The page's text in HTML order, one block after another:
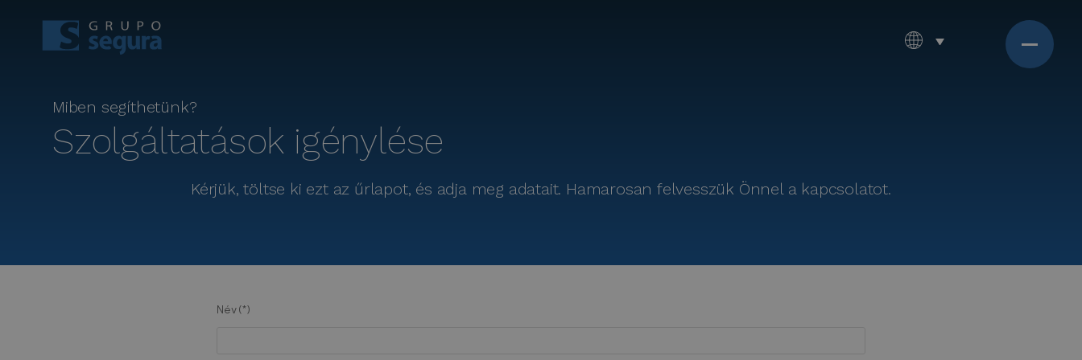
Miben segíthetünk?
Szolgáltatások igénylése
Kérjük, töltse ki ezt az űrlapot, és adja meg adatait. Hamarosan felvesszük Önnel a kapcsolatot.
Név (*)